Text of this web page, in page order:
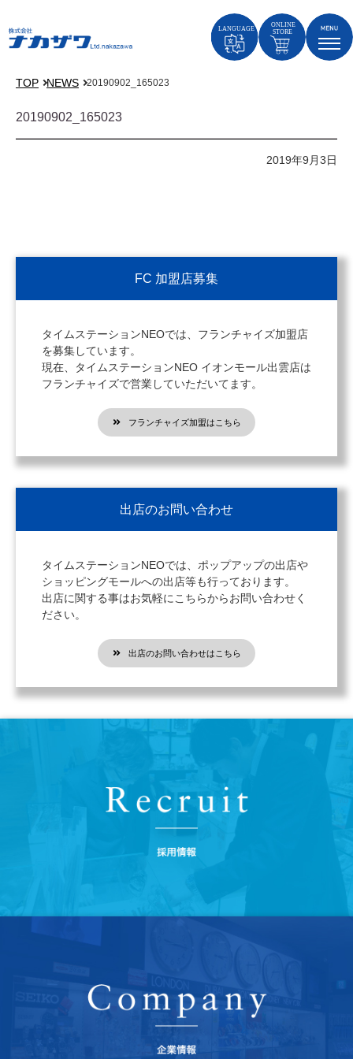
TOP NEWS 20190902_165023
20190902_165023
2019年9月3日
FC 加盟店募集
タイムステーションNEOでは、フランチャイズ加盟店
を募集しています。
現在、タイムステーションNEO イオンモール出雲店は
フランチャイズで営業していただいてます。
フランチャイズ加盟はこちら
出店のお問い合わせ
タイムステーションNEOでは、ポップアップの出店や
ショッピングモールへの出店等も行っております。
出店に関する事はお気軽にこちらからお問い合わせく
ださい。
出店のお問い合わせはこちら